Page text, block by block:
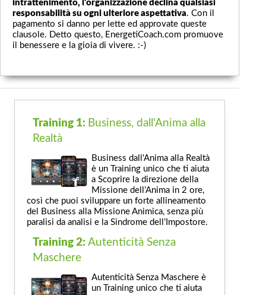
intrattenimento, l'organizzazione declina qualsiasi
responsabilità su ogni ulteriore aspettativa. Con il
pagamento si danno per lette ed approvate queste
clausole. Detto questo, EnergetiCoach.com promuove
il benessere e la gioia di vivere. :-)
Training 1: Business, dall'Anima alla
Realtà
Business dall'Anima alla Realtà
è un Training unico che ti aiuta
a Scoprire la direzione della
Missione dell’Anima in 2 ore,
così che puoi sviluppare un forte allineamento
del Business alla Missione Animica, senza più
paralisi da analisi e la Sindrome dell’Impostore.
Training 2: Autenticità Senza
Maschere
Autenticità Senza Maschere è
un Training unico che ti aiuta